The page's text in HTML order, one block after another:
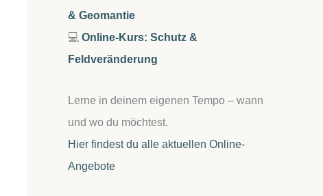
& Geomantie
💻 Online-Kurs: Schutz &
Feldveränderung
Lerne in deinem eigenen Tempo – wann
und wo du möchtest.
Hier findest du alle aktuellen Online-
Angebote